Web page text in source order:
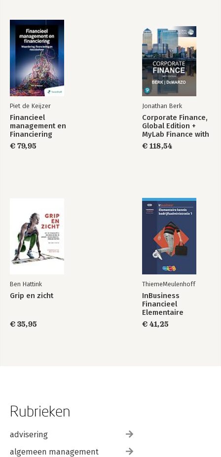
Piet de Keijzer
Financieel
management en
Financiering
€ 79,95
Jonathan Berk
Corporate Finance,
Global Edition +
MyLab Finance with
Pearson eText
(Package)
€ 118,54
Ben Hattink
Grip en zicht
€ 35,95
ThiemeMeulenhoff
InBusiness
Financieel
Elementaire
bedrijfsadministratie
deel 1 - Tekstboek
€ 41,25
Rubrieken
advisering
algemeen management